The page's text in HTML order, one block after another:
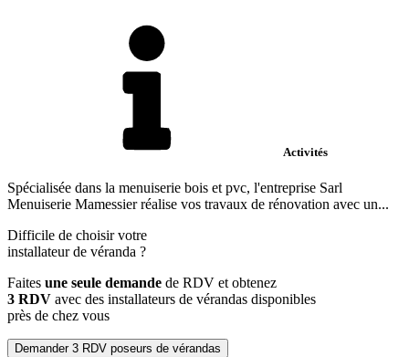
Activités
Spécialisée dans la menuiserie bois et pvc, l'entreprise Sarl
Menuiserie Mamessier réalise vos travaux de rénovation avec un...
Difficile de choisir votre
installateur de véranda ?
Faites une seule demande de RDV et obtenez
3 RDV avec des installateurs de vérandas disponibles
près de chez vous
Demander 3 RDV poseurs de vérandas